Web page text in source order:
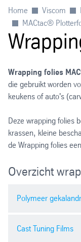
Home Viscom
MACtac®
Wrapping folies
die gebruikt worden
keukens of auto's
Deze wrapping folies
krassen, kleine
de Wrapping folies
Overzicht
Polymeer
Hieronder
Cast Tuning Films